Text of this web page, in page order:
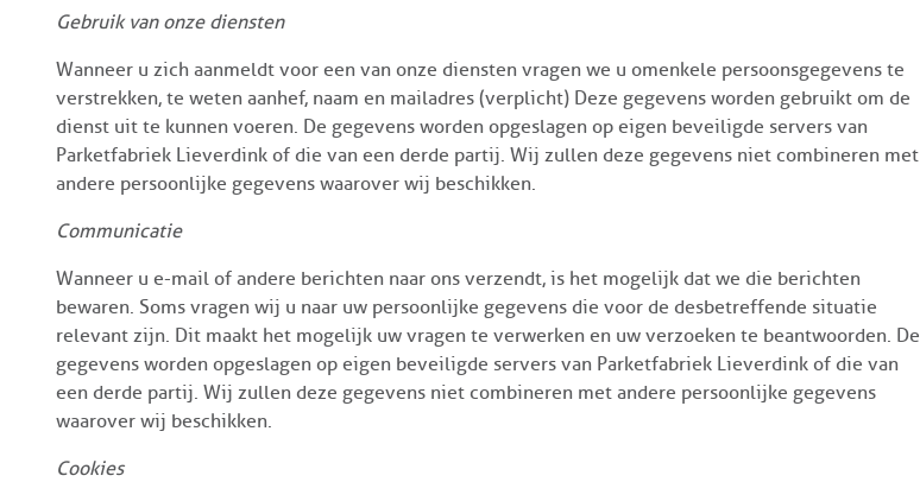
Gebruik van onze diensten
Wanneer u zich aanmeldt voor een van onze diensten vragen we u om enkele persoonsgegevens te
verstrekken, te weten aanhef, naam en mailadres (verplicht) Deze gegevens worden gebruikt om de
dienst uit te kunnen voeren. De gegevens worden opgeslagen op eigen beveiligde servers van
Parketfabriek Lieverdink of die van een derde partij. Wij zullen deze gegevens niet combineren met
andere persoonlijke gegevens waarover wij beschikken.
Communicatie
Wanneer u e-mail of andere berichten naar ons verzendt, is het mogelijk dat we die berichten
bewaren. Soms vragen wij u naar uw persoonlijke gegevens die voor de desbetreffende situatie
relevant zijn. Dit maakt het mogelijk uw vragen te verwerken en uw verzoeken te beantwoorden. De
gegevens worden opgeslagen op eigen beveiligde servers van Parketfabriek Lieverdink of die van
een derde partij. Wij zullen deze gegevens niet combineren met andere persoonlijke gegevens
waarover wij beschikken.
Cookies